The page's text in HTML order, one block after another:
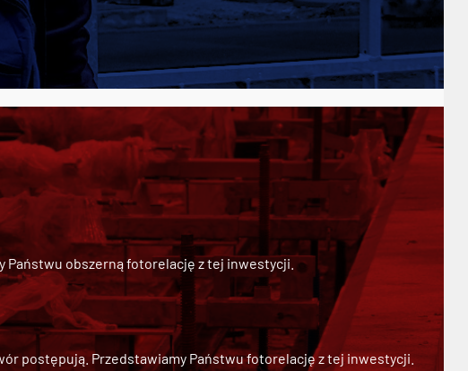
Państwu obszerną fotorelację z tej inwestycji.
postępują. Przedstawiamy Państwu fotorelację z tej inwestycji.